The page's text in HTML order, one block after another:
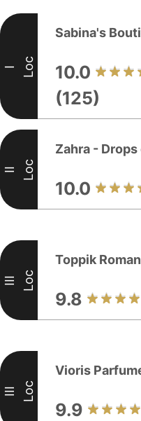
I Loc
Sabina's
10.0
(125)
II Loc
Zahra -
10.0
III Loc
Toppik
9.8
III Loc
Vioris
9.9